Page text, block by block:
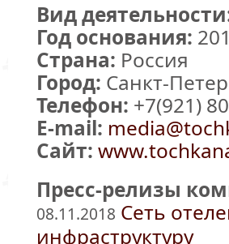
Вид
Год основания:
Страна: Россия
Город: Санкт-
Телефон: +7(921)
E-mail:
Сайт:
Пресс-релизы
08.11.2018 Сеть
инфраструктуру